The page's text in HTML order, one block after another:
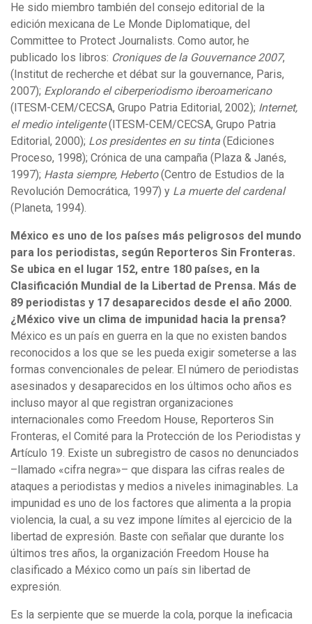
He sido miembro también del consejo editorial de la
edición mexicana de Le Monde Diplomatique, del
Committee to Protect Journalists. Como autor, he
publicado los libros: Croniques de la Gouvernance 2007,
(Institut de recherche et débat sur la gouvernance, Paris,
2007); Explorando el ciberperiodismo iberoamericano
(ITESM-CEM/CECSA, Grupo Patria Editorial, 2002); Internet,
el medio inteligente(ITESM-CEM/CECSA, Grupo Patria
Editorial, 2000); Los presidentes en su tinta (Ediciones
Proceso, 1998); Crónica de una campaña (Plaza & Janés,
1997); Hasta siempre, Heberto(Centro de Estudios de la
Revolución Democrática, 1997) y La muerte del cardenal
(Planeta, 1994).
México es uno de los países más peligrosos del mundo
para los periodistas, según Reporteros Sin Fronteras.
Se ubica en el lugar 152, entre 180 países, en la
Clasificación Mundial de la Libertad de Prensa. Más de
89 periodistas y 17 desaparecidos desde el año 2000.
¿México vive un clima de impunidad hacia la prensa?
México es un país en guerra en la que no existen bandos
reconocidos a los que se les pueda exigir someterse a las
formas convencionales de pelear. El número de periodistas
asesinados y desaparecidos en los últimos ocho años es
incluso mayor al que registran organizaciones
internacionales como Freedom House, Reporteros Sin
Fronteras, el Comité para la Protección de los Periodistas y
Artículo 19. Existe un subregistro de casos no denunciados
–llamado «cifra negra»– que dispara las cifras reales de
ataques a periodistas y medios a niveles inimaginables. La
impunidad es uno de los factores que alimenta a la propia
violencia, la cual, a su vez impone límites al ejercicio de la
libertad de expresión. Baste con señalar que durante los
últimos tres años, la organización Freedom House ha
clasificado a México como un país sin libertad de
expresión.
Es la serpiente que se muerde la cola, porque la ineficacia